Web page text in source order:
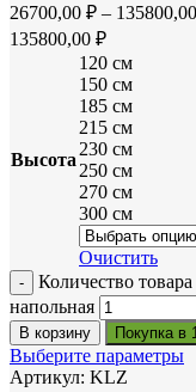
26700,00 ₽ – 135800,00
135800,00 ₽
Высота
120 см
150 см
185 см
215 см
230 см
250 см
270 см
300 см
Очистить
Количество
напольная
В корзину Покупка в
Выберите параметры
Артикул: KLZ